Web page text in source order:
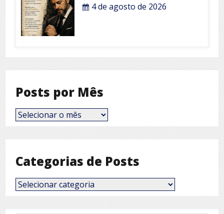
4 de agosto de 2026
Posts por Mês
Posts
por
Categorias de Posts
Categorias
de